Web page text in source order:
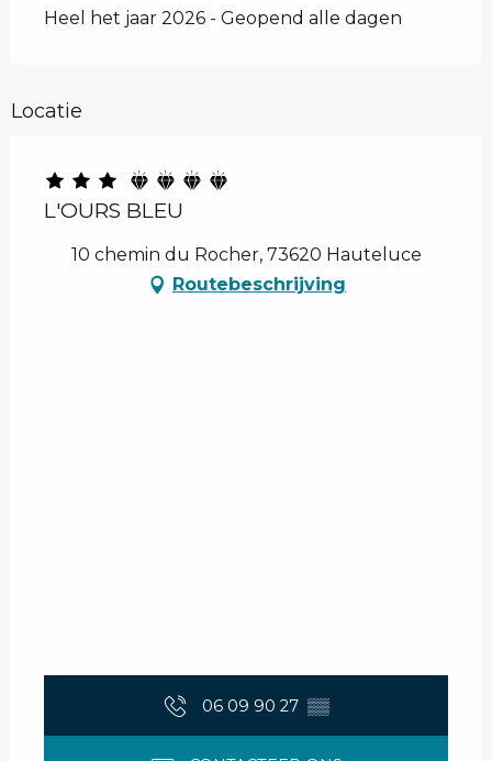
Heel het jaar 2026 - Geopend alle dagen
Locatie
L'OURS BLEU
10 chemin du Rocher, 73620 Hauteluce
Routebeschrijving
06 09 90 27 ▒▒